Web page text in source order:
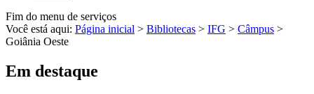
Fim do menu de serviços
Você está aqui: Página inicial > Bibliotecas > IFG > Câmpus >
Goiânia Oeste
Em destaque